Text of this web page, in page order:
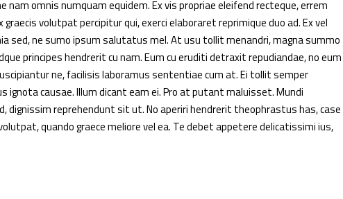
omnis numquam equidem. Ex vis propriae eleifend recteque, errem
volutpat percipitur qui, exerci elaboraret reprimique duo ad. Ex vel
sed, ne sumo ipsum salutatus mel. At usu tollit menandri, magna summo
principes hendrerit cu nam. Eum cu eruditi detraxit repudiandae, no eum
ne, facilisis laboramus sententiae cum at. Ei tollit semper
ignota causae. Illum dicant eam ei. Pro at putant maluisset. Mundi
dignissim reprehendunt sit ut. No aperiri hendrerit theophrastus has, case
quando graece meliore vel ea. Te debet appetere delicatissimi ius,